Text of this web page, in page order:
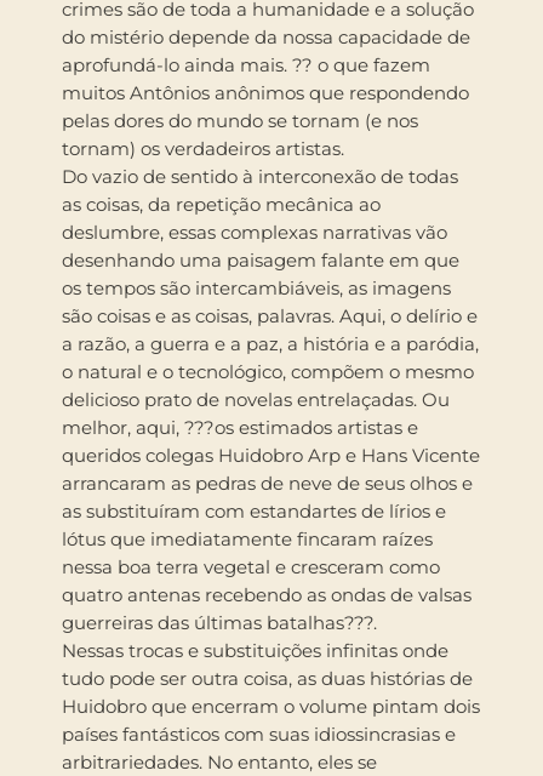
crimes são de toda a humanidade e a solução
do mistério depende da nossa capacidade de
aprofundá-lo ainda mais. ?? o que fazem
muitos Antônios anônimos que respondendo
pelas dores do mundo se tornam (e nos
tornam) os verdadeiros artistas.
Do vazio de sentido à interconexão de todas
as coisas, da repetição mecânica ao
deslumbre, essas complexas narrativas vão
desenhando uma paisagem falante em que
os tempos são intercambiáveis, as imagens
são coisas e as coisas, palavras. Aqui, o delírio e
a razão, a guerra e a paz, a história e a paródia,
o natural e o tecnológico, compõem o mesmo
delicioso prato de novelas entrelaçadas. Ou
melhor, aqui, ???os estimados artistas e
queridos colegas Huidobro Arp e Hans Vicente
arrancaram as pedras de neve de seus olhos e
as substituíram com estandartes de lírios e
lótus que imediatamente fincaram raízes
nessa boa terra vegetal e cresceram como
quatro antenas recebendo as ondas de valsas
guerreiras das últimas batalhas???.
Nessas trocas e substituições infinitas onde
tudo pode ser outra coisa, as duas histórias de
Huidobro que encerram o volume pintam dois
países fantásticos com suas idiossincrasias e
arbitrariedades. No entanto, eles se